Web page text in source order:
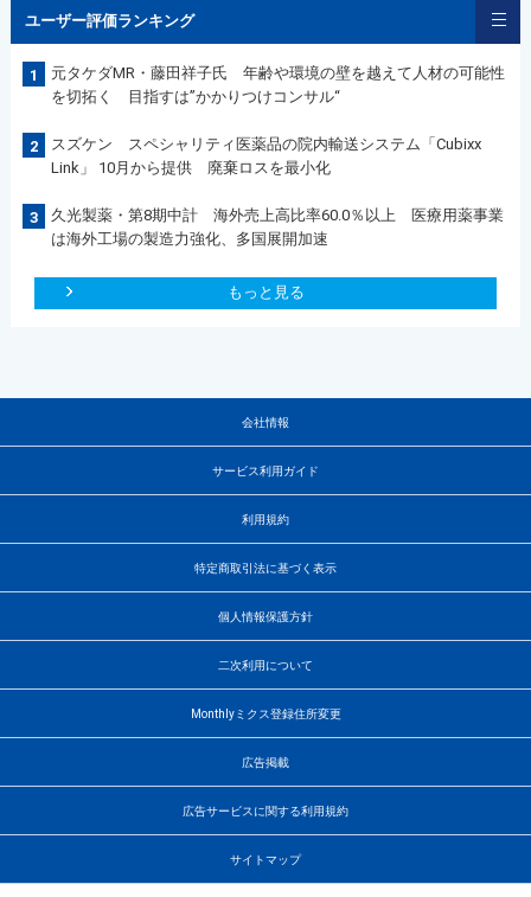
ユーザー評価ランキング
1
元タケダMR・藤田祥子氏 年齢や環境の壁を越えて人材の可能性
を切拓く 目指すは”かかりつけコンサル“
2
スズケン スペシャリティ医薬品の院内輸送システム「Cubixx
Link」 10月から提供 廃棄ロスを最小化
3
久光製薬・第8期中計 海外売上高比率60.0％以上 医療用薬事業
は海外工場の製造力強化、多国展開加速
もっと見る
会社情報
サービス利用ガイド
利用規約
特定商取引法に基づく表示
個人情報保護方針
二次利用について
Monthlyミクス登録住所変更
広告掲載
広告サービスに関する利用規約
サイトマップ